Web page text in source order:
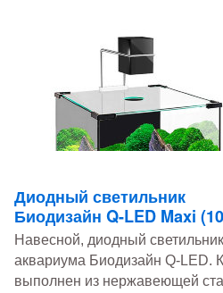
Диодный светильник
Биодизайн Q-LED Maxi
Навесной, диодный
аквариума Биодизайн Q-LED.
выполнен из нержавеющей